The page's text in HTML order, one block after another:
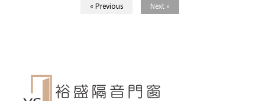
« Previous Next »